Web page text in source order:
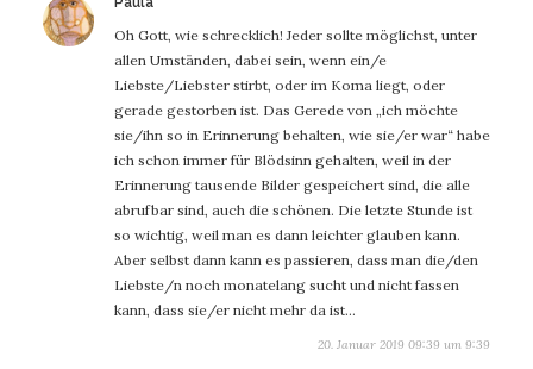
Oh Gott, wie schrecklich! Jeder sollte möglichst, unter
allen Umständen, dabei sein, wenn ein/e
Liebste/Liebster stirbt, oder im Koma liegt, oder
gerade gestorben ist. Das Gerede von „ich möchte
sie/ihn so in Erinnerung behalten, wie sie/er war“ habe
ich schon immer für Blödsinn gehalten, weil in der
Erinnerung tausende Bilder gespeichert sind, die alle
abrufbar sind, auch die schönen. Die letzte Stunde ist
so wichtig, weil man es dann leichter glauben kann.
Aber selbst dann kann es passieren, dass man die/den
Liebste/n noch monatelang sucht und nicht fassen
kann, dass sie/er nicht mehr da ist…
20. Januar 2019 09:39 um 9:39